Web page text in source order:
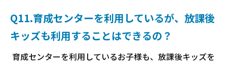
Q11.育成センターを利用しているが、放課後
キッズも利用することはできるの？
育成センターを利用しているお子様も、放課後キッズを